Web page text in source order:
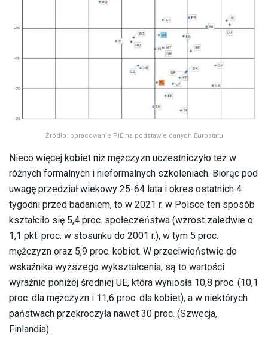
Źródło: opracowanie PIE na podstawie danych Eurostatu
Nieco więcej kobiet niż mężczyzn uczestniczyło też w
różnych formalnych i nieformalnych szkoleniach. Biorąc pod
uwagę przedział wiekowy 25-64 lata i okres ostatnich 4
tygodni przed badaniem, to w 2021 r. w Polsce ten sposób
kształciło się 5,4 proc. społeczeństwa (wzrost zaledwie o
1,1 pkt. proc. w stosunku do 2001 r.), w tym 5 proc.
mężczyzn oraz 5,9 proc. kobiet. W przeciwieństwie do
wskaźnika wyższego wykształcenia, są to wartości
wyraźnie poniżej średniej UE, która wyniosła 10,8 proc. (10,1
proc. dla mężczyzn i 11,6 proc. dla kobiet), a w niektórych
państwach przekroczyła nawet 30 proc. (Szwecja,
Finlandia).